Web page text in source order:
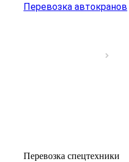
Перевозка автокранов
Перевозка спецтехники